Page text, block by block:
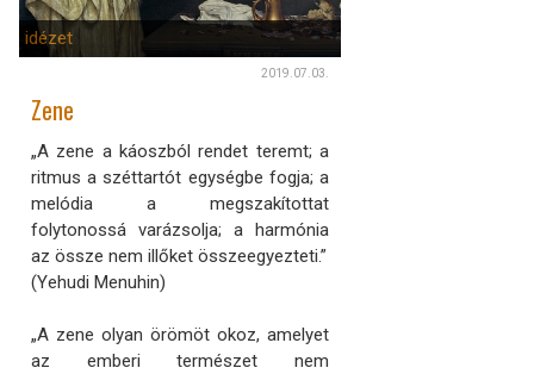
idézet
2019.07.03.
Zene
„A zene a káoszból rendet teremt; a
ritmus a széttartót egységbe fogja; a
melódia a megszakítottat
folytonossá varázsolja; a harmónia
az össze nem illőket összeegyezteti.”
(Yehudi Menuhin)
„A zene olyan örömöt okoz, amelyet
az emberi természet nem